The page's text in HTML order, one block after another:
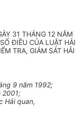
31 THÁNG 12 NĂM
ĐIỀU CỦA LUẬT HẢI
TRA, GIÁM SÁT HẢI
9 năm 1992;
2001;
Hải quan,